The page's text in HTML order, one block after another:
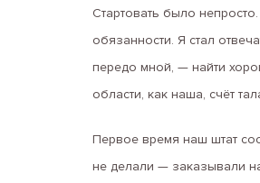
Стартовать было
обязанности. Я стал
передо мной, — найти
области, как наша, счёт
Первое время наш штат
не делали — заказывали